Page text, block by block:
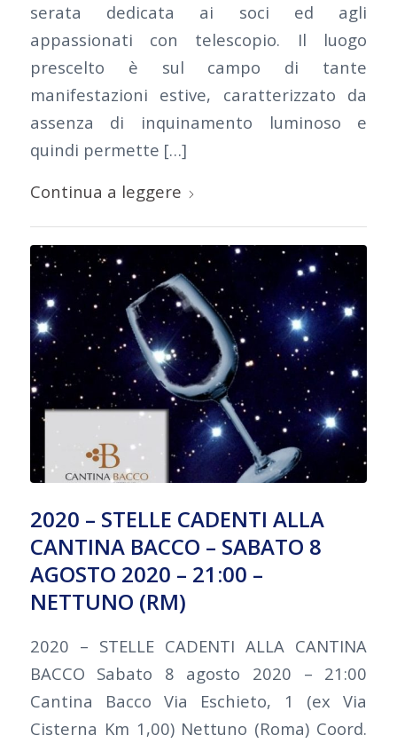
serata dedicata ai soci ed agli
appassionati con telescopio. Il luogo
prescelto è sul campo di tante
manifestazioni estive, caratterizzato da
assenza di inquinamento luminoso e
quindi permette […]
Continua a leggere
2020 – STELLE CADENTI ALLA
CANTINA BACCO – SABATO 8
AGOSTO 2020 – 21:00 –
NETTUNO (RM)
2020 – STELLE CADENTI ALLA CANTINA
BACCO Sabato 8 agosto 2020 – 21:00
Cantina Bacco Via Eschieto, 1 (ex Via
Cisterna Km 1,00) Nettuno (Roma) Coord.